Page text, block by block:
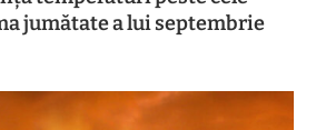
jumătate a lui septembrie